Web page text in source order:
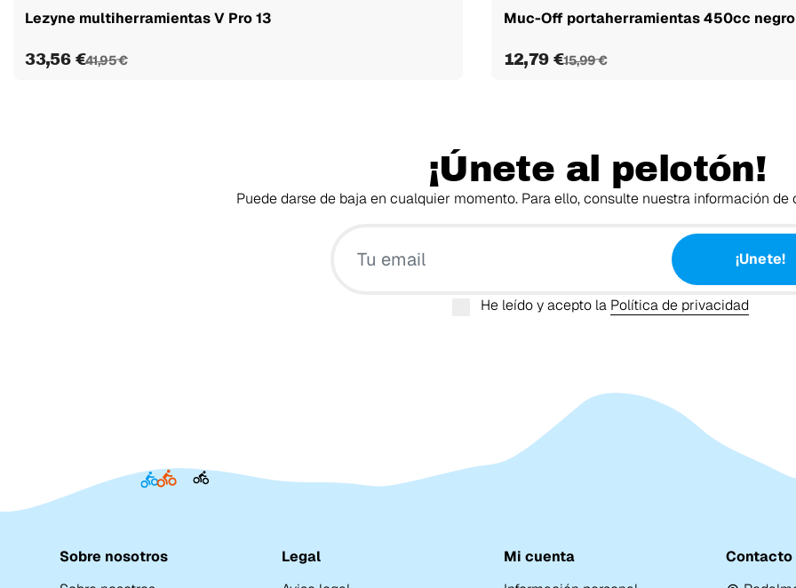
Lezyne multiherramientas V Pro 13
33,56 €41,95 €
Muc-Off portaherramientas 450cc
12,79 €15,99 €
¡Únete al pelotón!
Puede darse de baja en cualquier momento. Para ello, consulte nuestra información
¡Unete!
He leído y acepto la Política de privacidad
Sobre nosotros
Legal
Mi cuenta
Contacto